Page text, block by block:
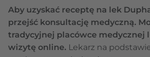
Aby uzyskać receptę na lek
przejść konsultację medyczną.
tradycyjnej placówce medycznej
wizytę online. Lekarz na